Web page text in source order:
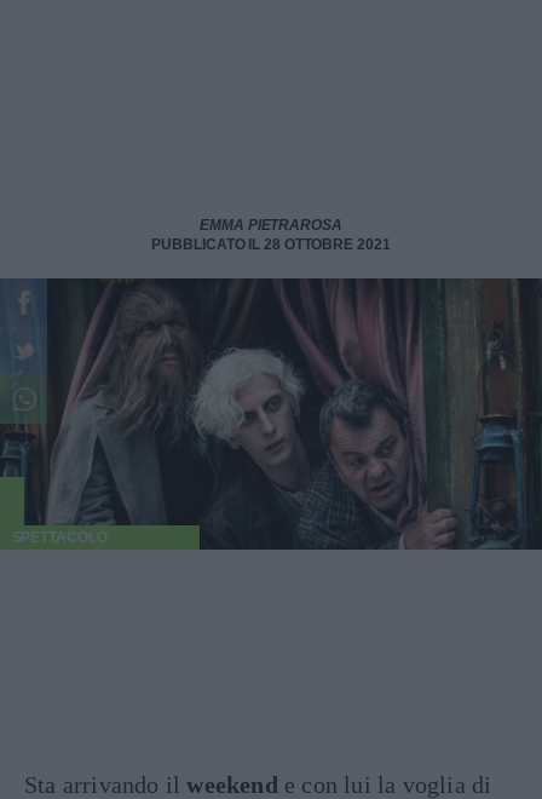
EMMA PIETRAROSA
PUBBLICATO IL 28 OTTOBRE 2021
SPETTACOLO
Sta arrivando ilweekend e con lui la voglia di